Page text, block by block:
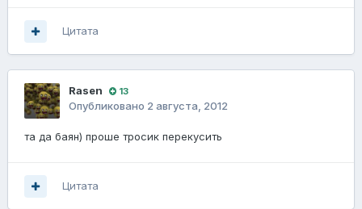
Цитата
Rasen 13
Опубликовано 2 августа, 2012
та да баян) проше тросик перекусить
Цитата